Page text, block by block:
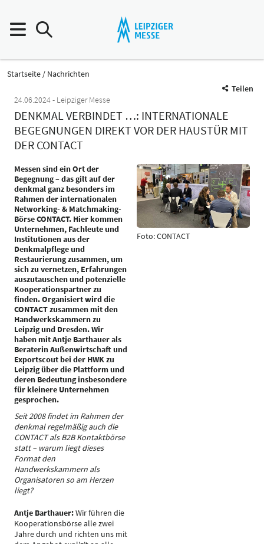
Startseite
Nachrichten
Teilen
24.06.2024
Leipziger Messe
DENKMAL VERBINDET …: INTERNATIONALE
BEGEGNUNGEN DIREKT VOR DER HAUSTÜR MIT
DER CONTACT
Messen sind ein Ort der
Begegnung – das gilt auf der
denkmal ganz besonders im
Rahmen der internationalen
Networking- & Matchmaking-
Börse CONTACT. Hier kommen
Unternehmen, Fachleute und
Institutionen aus der
Denkmalpflege und
Restaurierung zusammen, um
sich zu vernetzen, Erfahrungen
auszutauschen und potenzielle
Kooperationspartner zu
finden. Organisiert wird die
CONTACT zusammen mit den
Handwerkskammern zu
Leipzig und Dresden. Wir
haben mit Antje Barthauer als
Beraterin Außenwirtschaft und
Exportscout bei der HWK zu
Leipzig über die Plattform und
deren Bedeutung insbesondere
für kleinere Unternehmen
gesprochen.
Seit 2008 findet im Rahmen der
denkmal regelmäßig auch die
CONTACT als B2B Kontaktbörse
statt – warum liegt dieses
Format den
Handwerkskammern als
Organisatoren so am Herzen
liegt?
Antje Barthauer:Wir führen die
Kooperationsbörse alle zwei
Jahre durch und richten uns mit
Foto: CONTACT